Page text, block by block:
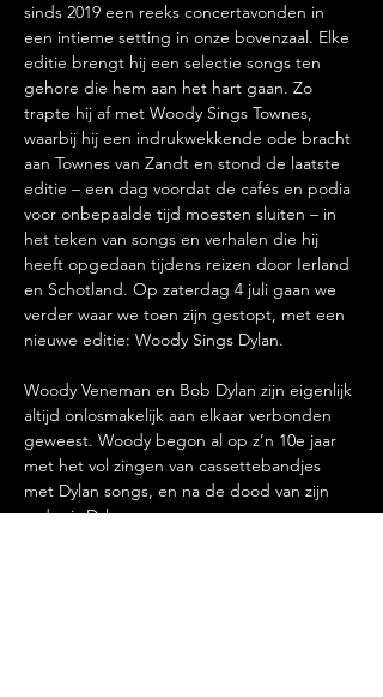
sinds 2019 een reeks concertavonden in
een intieme setting in onze bovenzaal. Elke
editie brengt hij een selectie songs ten
gehore die hem aan het hart gaan. Zo
trapte hij af met Woody Sings Townes,
waarbij hij een indrukwekkende ode bracht
aan Townes van Zandt en stond de laatste
editie – een dag voordat de cafés en podia
voor onbepaalde tijd moesten sluiten – in
het teken van songs en verhalen die hij
heeft opgedaan tijdens reizen door Ierland
en Schotland. Op zaterdag 4 juli gaan we
verder waar we toen zijn gestopt, met een
nieuwe editie: Woody Sings Dylan.
Woody Veneman en Bob Dylan zijn eigenlijk
altijd onlosmakelijk aan elkaar verbonden
geweest. Woody begon al op z’n 10e jaar
met het vol zingen van cassettebandjes
met Dylan songs, en na de dood van zijn
vader is Dylan…